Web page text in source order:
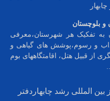
بلوچستان
به تفکیک هر شهرستان،معرفی
و رسوم،پوشش های گیاهی و
از قبیل هتل، اقامتگاههای بوم
بین المللی رشد چابهاردفتر